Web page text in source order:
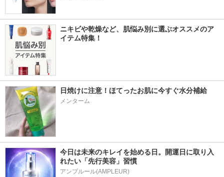
ニキビや乾燥など、肌悩み別に選ぶオススメのア
イテム特集！
日焼けに注意！ほてったお肌に今すぐ水分補給
メンターム
今日は未来のキレイを始める日。開運日に取り入
れたい「先行美容」習慣
アンプルール(AMPLEUR)